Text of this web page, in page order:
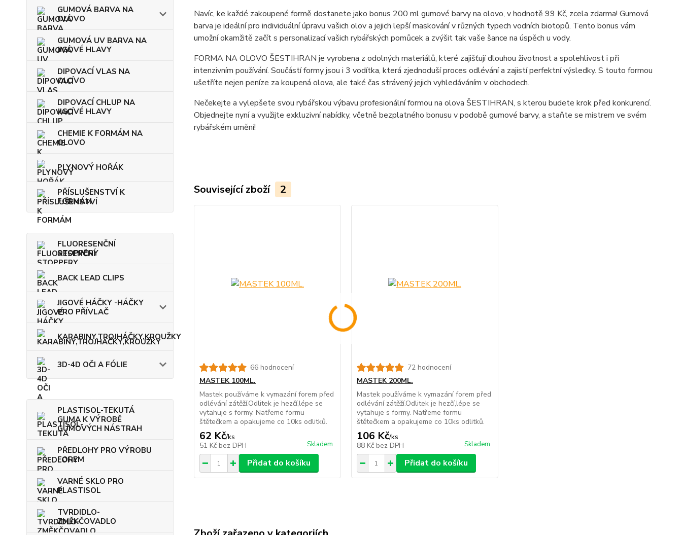
GUMOVÁ BARVA NA
OLOVO
GUMOVÁ UV BARVA NA
JIGOVÉ HLAVY
DIPOVACÍ VLAS NA
OLOVO
DIPOVACÍ CHLUP NA
JIGOVÉ HLAVY
CHEMIE K FORMÁM NA
OLOVO
PLYNOVÝ HOŘÁK
PŘÍSLUŠENSTVÍ K
FORMÁM
FLUORESENČNÍ
STOPPERY
BACK LEAD CLIPS
JIGOVÉ HÁČKY -HÁČKY
PRO PŘÍVLAČ
KARABINY,TROJHÁČKY,KROUŽKY
3D-4D OČI A FÓLIE
PLASTISOL-TEKUTÁ
GUMA K VÝROBĚ
GUMOVÝCH NÁSTRAH
PŘEDLOHY PRO VÝROBU
FOREM
VARNÉ SKLO PRO
PLASTISOL
TVRDIDLO-
ZMĚKČOVADLO
Navíc, ke každé zakoupené formě dostanete jako bonus 200 ml gumové barvy na olovo, v hodnotě 99 Kč, zcela zdarma! Gumová
barva je ideální pro individuální úpravu vašich olov a jejich lepší maskování v různých typech vodních biotopů. Tento bonus vám
umožní okamžitě začít s personalizací vašich rybářských pomůcek a zvýšit tak vaše šance na úspěch u vody.
FORMA NA OLOVO ŠESTIHRAN je vyrobena z odolných materiálů, které zajišťují dlouhou životnost a spolehlivost i při
intenzivním používání. Součástí formy jsou i 3 vodítka, která zjednoduší proces odlévání a zajistí perfektní výsledky. S touto formou
ušetříte nejen peníze za koupená olova, ale také čas strávený jejich vyhledáváním v obchodech.
Nečekejte a vylepšete svou rybářskou výbavu profesionální formou na olova ŠESTIHRAN, s kterou budete krok před konkurencí.
Objednejte nyní a využijte exkluzivní nabídky, včetně bezplatného bonusu v podobě gumové barvy, a staňte se mistrem ve svém
rybářském umění!
Související zboží 2
66 hodnocení
MASTEK 100ML.
Mastek používáme k vymazání forem před
odlévání zátěží.Odlitek je hezčí,lépe se
vytahuje s formy. Natřeme formu
štětečkem a opakujeme co 10ks odlitků.
62 Kč/ks
51 Kč bez DPH Skladem
Přidat do košíku
72 hodnocení
MASTEK 200ML.
Mastek používáme k vymazání forem před
odlévání zátěží.Odlitek je hezčí,lépe se
vytahuje s formy. Natřeme formu
štětečkem a opakujeme co 10ks odlitků.
106 Kč/ks
88 Kč bez DPH Skladem
Přidat do košíku